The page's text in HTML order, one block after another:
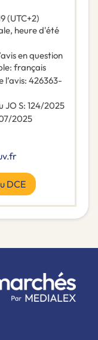
(UTC+2)
heure d'été
en question
: français
l’avis: 426363-
JO S: 124/2025
2025
DCE